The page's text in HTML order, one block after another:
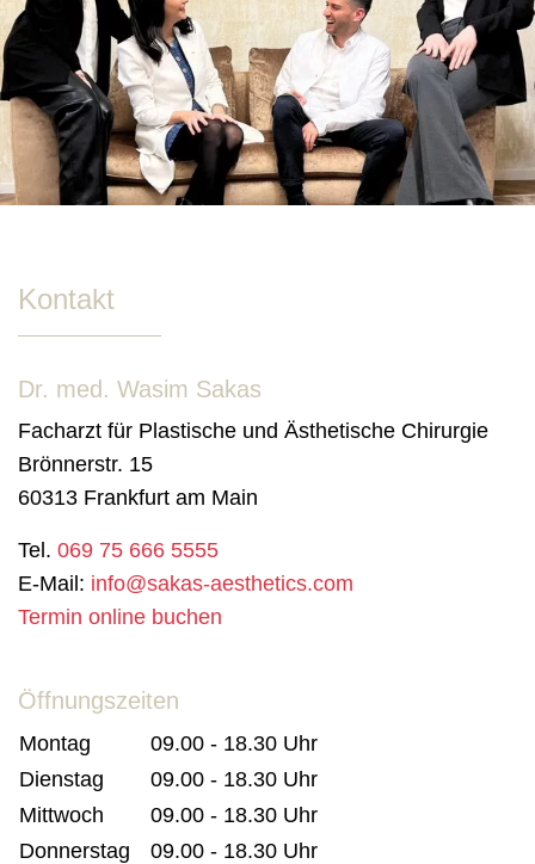
Kontakt
Dr. med. Wasim Sakas
Facharzt für Plastische und Ästhetische Chirurgie
Brönnerstr. 15
60313 Frankfurt am Main
Tel. 069 75 666 5555
E-Mail: info@sakas-aesthetics.com
Termin online buchen
Öffnungszeiten
Montag
09.00 - 18.30 Uhr
Dienstag
09.00 - 18.30 Uhr
Mittwoch
09.00 - 18.30 Uhr
Donnerstag 09.00 - 18.30 Uhr